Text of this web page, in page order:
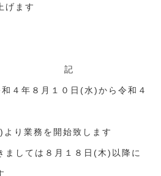
げます
年８月１０日(水)から令和４
り業務を開始致します
ましては８月１８日(木)以降に